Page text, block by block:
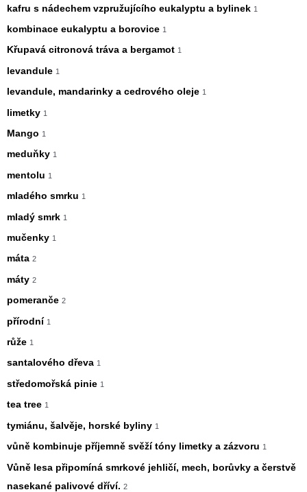
kafru s nádechem vzpružujícího eukalyptu a bylinek 1
kombinace eukalyptu a borovice 1
Křupavá citronová tráva a bergamot 1
levandule 1
levandule, mandarinky a cedrového oleje 1
limetky 1
Mango 1
meduňky 1
mentolu 1
mladého smrku 1
mladý smrk 1
mučenky 1
máta 2
máty 2
pomeranče 2
přírodní 1
růže 1
santalového dřeva 1
středomořská pinie 1
tea tree 1
tymiánu, šalvěje, horské byliny 1
vůně kombinuje příjemně svěží tóny limetky a zázvoru 1
Vůně lesa připomíná smrkové jehličí, mech, borůvky a čerstvě
nasekané palivové dříví. 2